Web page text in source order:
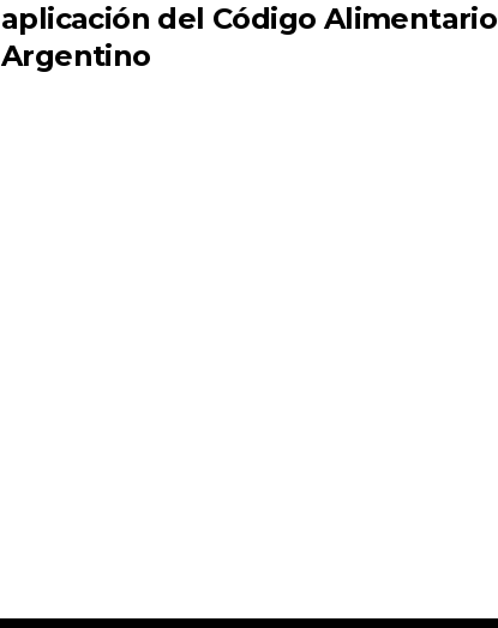
aplicación del Código Alimentario
Argentino